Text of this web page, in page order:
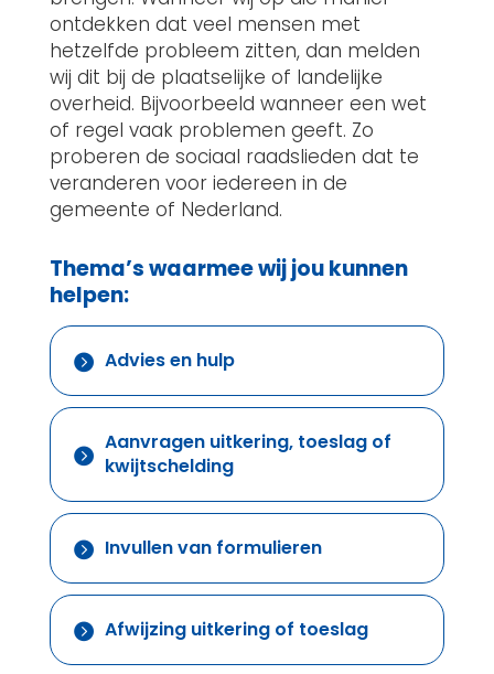
ontdekken dat veel mensen met
hetzelfde probleem zitten, dan melden
wij dit bij de plaatselijke of landelijke
overheid. Bijvoorbeeld wanneer een wet
of regel vaak problemen geeft. Zo
proberen de sociaal raadslieden dat te
veranderen voor iedereen in de
gemeente of Nederland.
Thema’s waarmee wij jou kunnen
helpen:
 Advies en hulp
 Aanvragen uitkering, toeslag of
kwijtschelding
 Invullen van formulieren
 Afwijzing uitkering of toeslag